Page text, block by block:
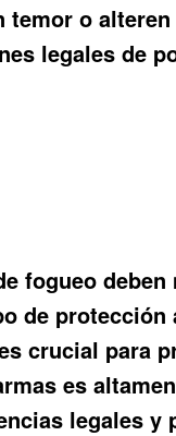
temor o
legales de
fogueo deben
de protección
crucial para
es
legales y